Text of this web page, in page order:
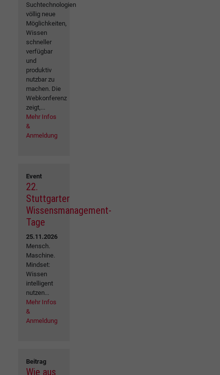
Suchtechnologien
völlig neue
Möglichkeiten,
Wissen
schneller
verfügbar
und
produktiv
nutzbar zu
machen. Die
Webkonferenz
zeigt,...
Mehr Infos
&
Anmeldung
Event
22.
Stuttgarter
Wissensmanagement-
Tage
25.11.2026
Mensch.
Maschine.
Mindset:
Wissen
intelligent
nutzen...
Mehr Infos
&
Anmeldung
Beitrag
Wie aus